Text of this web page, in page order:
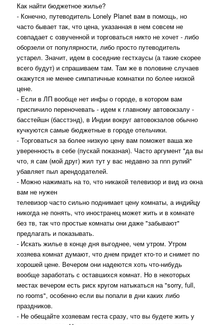
Как найти бюджетное жилье?
- Конечно, путеводитель Lonely Planet вам в помощь, но
часто бывает так, что цена, указанная в нем совсем не
совпадает с озвученной и торговаться никто не хочет - либо
оборзели от популярности, либо просто путеводитель
устарел. Значит, идем в соседние гестхаусы (а такие скорее
всего будут) и спрашиваем там. Там же в половине случаев
окажутся не менее симпатичные комнатки по более низкой
цене.
- Если в ЛП вообще нет инфы о городе, в котором вам
приспичило переночевать - идем к главному автовокзалу -
басстейшн (басстэнд), в Индии вокруг автовокзалов обычно
кучкуются самые бюджетные в городе отельчики.
- Торговаться за более низкую цену вам поможет ваша же
уверенность в себе (пускай показная). Часто аргумент "да вы
что, я сам (мой друг) жил тут у вас недавно за nnn рупий"
убавляет пыл арендодателей.
- Можно нажимать на то, что никакой телевизор и вид из окна
вам не нужен
телевизор часто сильно поднимает цену комнаты, а индийцу
никогда не понять, что иностранец может жить и в комнате
без тв, так что простые комнаты они даже "забывают"
предлагать и показывать.
- Искать жилье в конце дня выгоднее, чем утром. Утром
хозяева комнат думают, что днем придет кто-то и снимет по
хорошей цене. Вечером они надеются хоть что-нибудь
вообще заработать с оставшихся комнат. Но в некоторых
местах вечером есть риск кругом натыкаться на "sorry, full,
no rooms", особенно если вы попали в дни каких либо
праздников.
- Не обещайте хозяевам геста сразу, что вы будете жить у